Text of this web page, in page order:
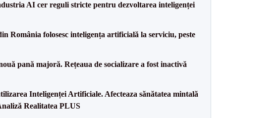
AI cer reguli stricte pentru dezvoltarea inteligenței
România folosesc inteligența artificială la serviciu, peste
pană majoră. Rețeaua de socializare a fost inactivă
Inteligenței Artificiale. Afecteaza sănătatea mintală
Realitatea PLUS